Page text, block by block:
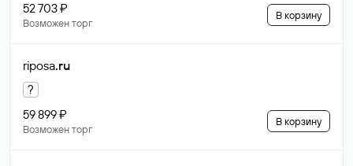
52 703 ₽
Возможен торг
В корзину
riposa.ru
?
59 899 ₽
Возможен торг
В корзину